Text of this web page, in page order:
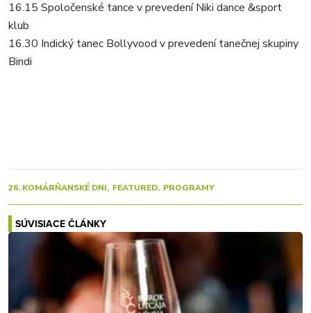
16.15 Spoločenské tance v prevedení Niki dance &sport
klub
16.30 Indický tanec Bollyvood v prevedení tanečnej skupiny
Bindi
26. KOMÁRŇANSKÉ DNI FEATURED PROGRAMY
SÚVISIACE ČLÁNKY